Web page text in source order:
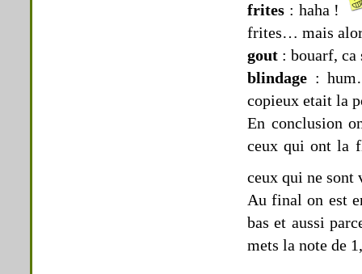
frites : haha !
frites… mais
gout : bouarf, ca
blindage :
copieux etait la
En conclusion
ceux qui ont la
ceux qui ne sont
Au final on est
bas et aussi
mets la note de